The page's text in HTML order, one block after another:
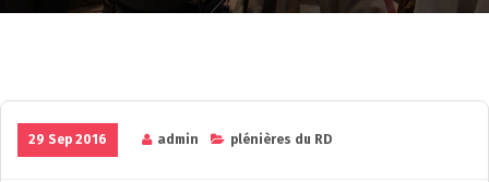
29 Sep 2016 admin plénières du RD